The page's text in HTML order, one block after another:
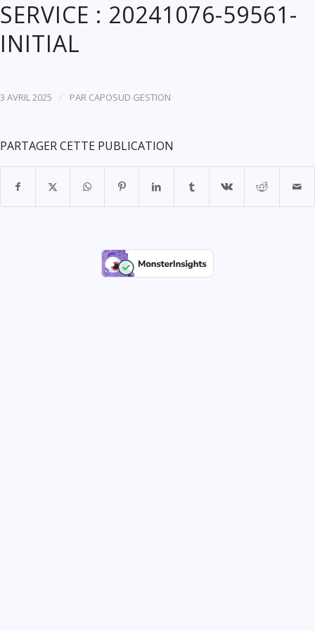
SERVICE : 20241076-59561-
INITIAL
3 AVRIL 2025 / PAR CAPOSUD GESTION
PARTAGER CETTE PUBLICATION